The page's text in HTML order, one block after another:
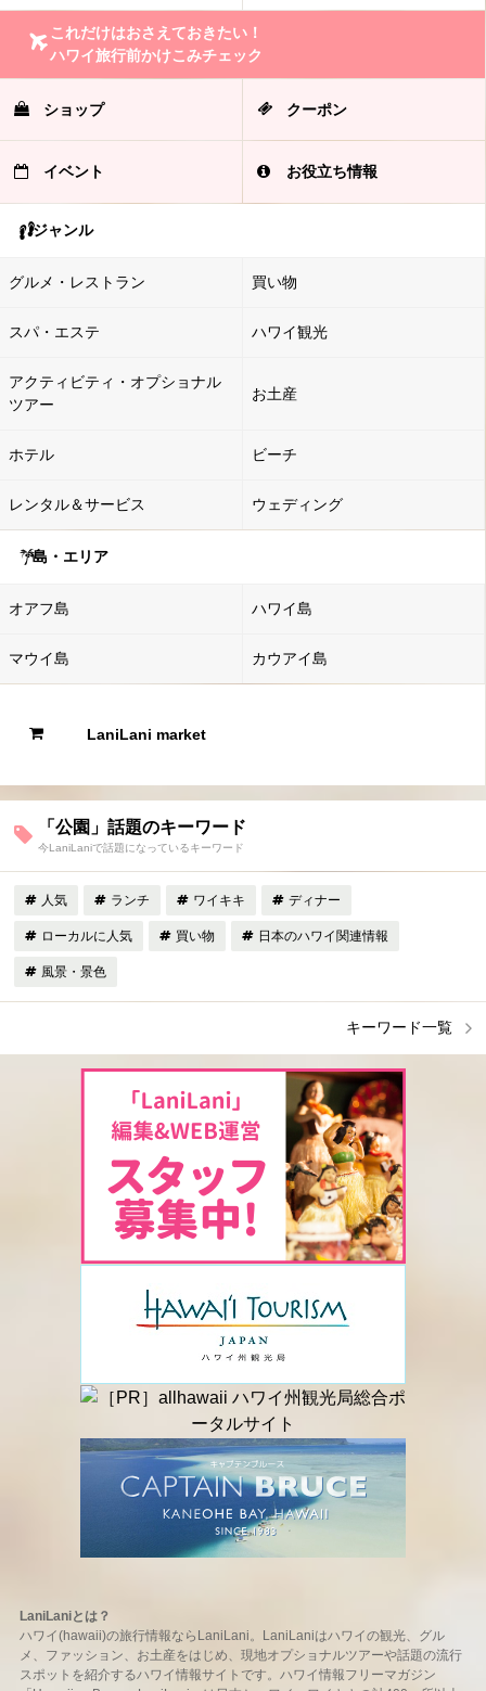
これだけはおさえておきたい！
ハワイ旅行前かけこみチェック
ショップ クーポン
イベント お役立ち情報
ジャンル
グルメ・レストラン 買い物
スパ・エステ ハワイ観光
アクティビティ・オプショナル
ツアー
お土産
ホテル ビーチ
レンタル＆サービス ウェディング
島・エリア
オアフ島 ハワイ島
マウイ島 カウアイ島
LaniLani market
「公園」話題のキーワード
今LaniLaniで話題になっているキーワード
人気 ランチ ワイキキ ディナー
ローカルに人気 買い物 日本のハワイ関連情報
風景・景色
キーワード一覧
LaniLaniとは？
ハワイ(hawaii)の旅行情報ならLaniLani。LaniLaniはハワイの観光、グル
メ、ファッション、お土産をはじめ、現地オプショナルツアーや話題の流行
スポットを紹介するハワイ情報サイトです。ハワイ情報フリーマガジン